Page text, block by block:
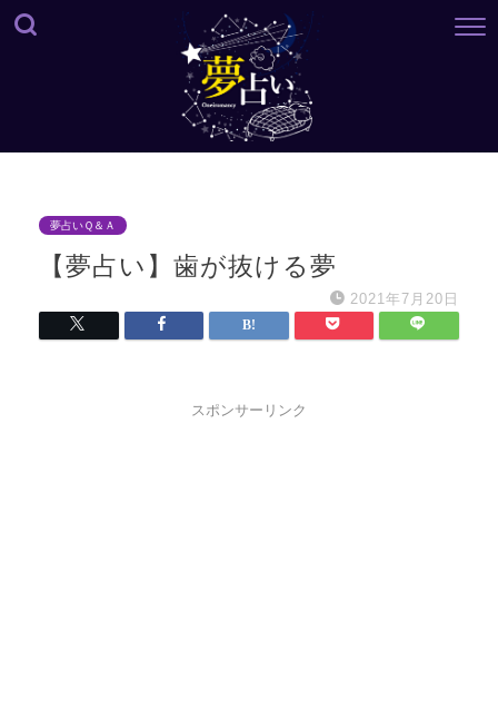
夢占いＱ＆Ａ
【夢占い】歯が抜ける夢
2021年7月20日
スポンサーリンク